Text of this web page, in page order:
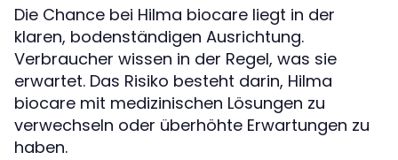
Die Chance bei Hilma biocare liegt in der
klaren, bodenständigen Ausrichtung.
Verbraucher wissen in der Regel, was sie
erwartet. Das Risiko besteht darin, Hilma
biocare mit medizinischen Lösungen zu
verwechseln oder überhöhte Erwartungen zu
haben.